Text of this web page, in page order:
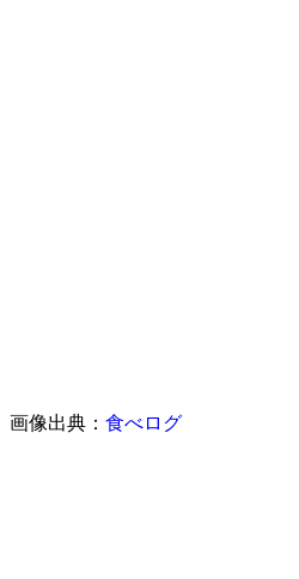
画像出典： 食べログ